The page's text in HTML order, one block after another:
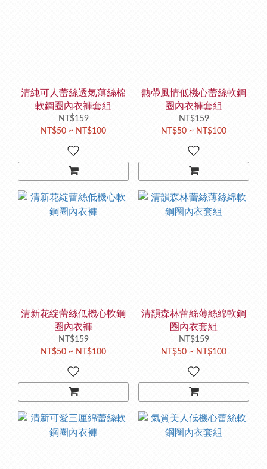
清純可人蕾絲透氣薄絲棉
軟鋼圈內衣褲套組
NT$159
NT$50 ~ NT$100
熱帶風情低機心蕾絲軟鋼
圈內衣褲套組
NT$159
NT$50 ~ NT$100
清新花綻蕾絲低機心軟鋼
圈內衣褲
NT$159
NT$50 ~ NT$100
清韻森林蕾絲薄絲綿軟鋼
圈內衣套組
NT$159
NT$50 ~ NT$100